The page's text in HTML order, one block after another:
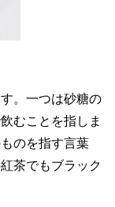
。一つは砂糖の
むことを指しま
のを指す言葉
茶でもブラック